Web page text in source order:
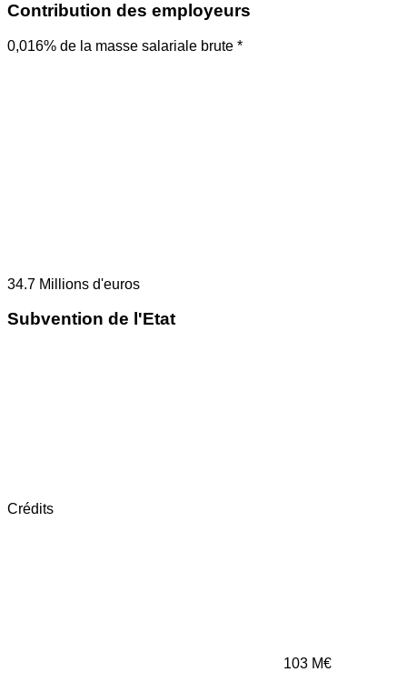
Contribution des employeurs
0,016% de la masse salariale brute *
34.7 Millions d'euros
Subvention de l'Etat
Crédits
103 M€